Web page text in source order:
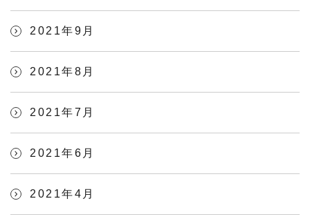
2021年9月
2021年8月
2021年7月
2021年6月
2021年4月